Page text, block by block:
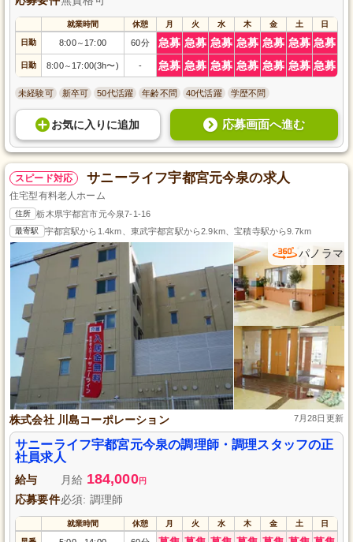
就業時間 休憩 月 火 水 木 金 土 日
日勤 8:00～ 17:00 60分 急募 急募 急募 急募 急募 急募 急募
日勤 8:00～ 17:00(3h〜) - 急募 急募 急募 急募 急募 急募 急募
未経験可 新卒可 50代活躍 年齢不問 40代活躍 学歴不問
お気に入り に追加 応募画面へ進む
スピード対応 サニーライフ宇都宮元今泉の求人
住宅型有料老人ホーム
住所 栃木県宇都宮市元今泉7-1-16
最寄駅 宇都宮駅から1.4km、東武宇都宮駅から2.9km、宝積寺駅から9.7km
パノラマ
株式会社 川島コーポレーション 7月28日更新
サニーライフ宇都宮元今泉の調理師・調理スタッフの正
社員求人
給与 月給 184,000円
応募要件必須: 調理師
就業時間 休憩 月 火 水 木 金 土 日